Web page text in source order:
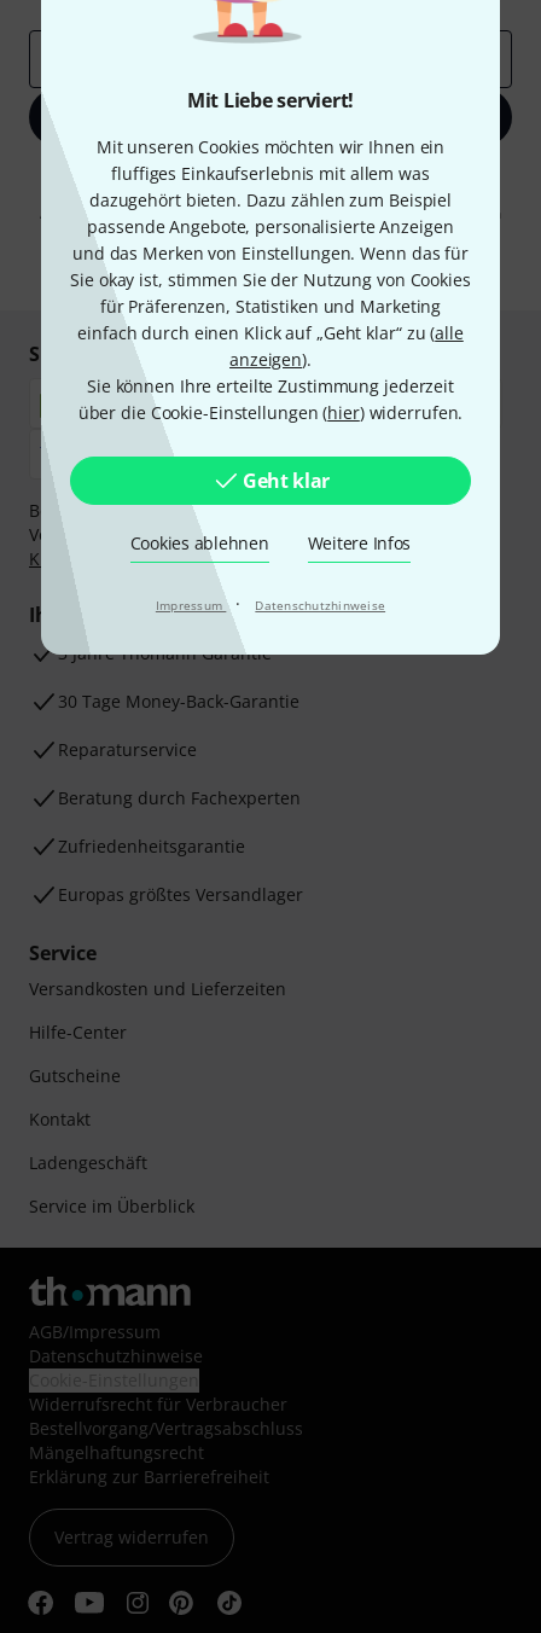
Mit Liebe serviert!
Mit unseren Cookies möchten wir Ihnen ein
fluffiges Einkaufserlebnis mit allem was
dazugehört bieten. Dazu zählen zum Beispiel
passende Angebote, personalisierte Anzeigen
und das Merken von Einstellungen. Wenn das für
Sie okay ist, stimmen Sie der Nutzung von Cookies
für Präferenzen, Statistiken und Marketing
einfach durch einen Klick auf „Geht klar“ zu (alle
anzeigen).
Sie können Ihre erteilte Zustimmung jederzeit
über die Cookie-Einstellungen (hier) widerrufen.
Geht klar
Cookies ablehnen Weitere Infos
Impressum · Datenschutzhinweise
Mit Klick auf „Jetzt anmelden“ stimmen Sie dem Erhalt von E-Mail-
Werbung und einer Messung des E-Mail-Nutzungsverhaltens zu. Die
Abmeldung ist jederzeit möglich. Weitere Informationen finden Sie in
unserenDatenschutzhinweisen.
* Pflichtfeld
Sicher einkaufen & bezahlen
Bezahlen Sie vertraulich und sicher per Nachnahme,
Vorkasse, PayPal, Amazon Pay,
Klarna Sofort bezahlen
Klarna Ratenzahlungoder Kreditkarte.
Ihre Vorteile
3 Jahre Thomann Garantie
30 Tage Money-Back-Garantie
Reparaturservice
Beratung durch Fachexperten
Zufriedenheitsgarantie
Europas größtes Versandlager
Service
Versandkosten und Lieferzeiten
Hilfe-Center
Gutscheine
Kontakt
Ladengeschäft
Service im Überblick
AGB/Impressum
Datenschutzhinweise
Widerrufsrecht für Verbraucher
Bestellvorgang/Vertragsabschluss
Mängelhaftungsrecht
Erklärung zur Barrierefreiheit
Vertrag widerrufen